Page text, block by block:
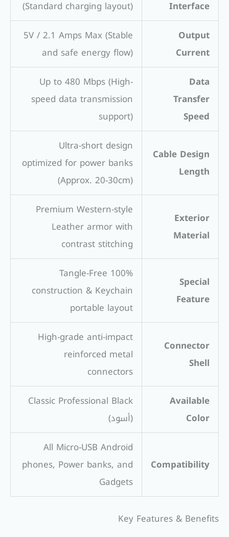
Interface
(Standard charging layout)
Output
Current
5V / 2.1 Amps Max (Stable
and safe energy flow)
Data
Transfer
Speed
Up to 480 Mbps (High-
speed data transmission
support)
Cable Design
Length
Ultra-short design
optimized for power banks
(Approx. 20-30cm)
Exterior
Material
Premium Western-style
Leather armor with
contrast stitching
Special
Feature
100% Tangle-Free
construction & Keychain
portable layout
Connector
Shell
High-grade anti-impact
reinforced metal
connectors
Available
Color
Classic Professional Black
(أسود)
Compatibility
All Micro-USB Android
phones, Power banks, and
Gadgets
Key Features & Benefits